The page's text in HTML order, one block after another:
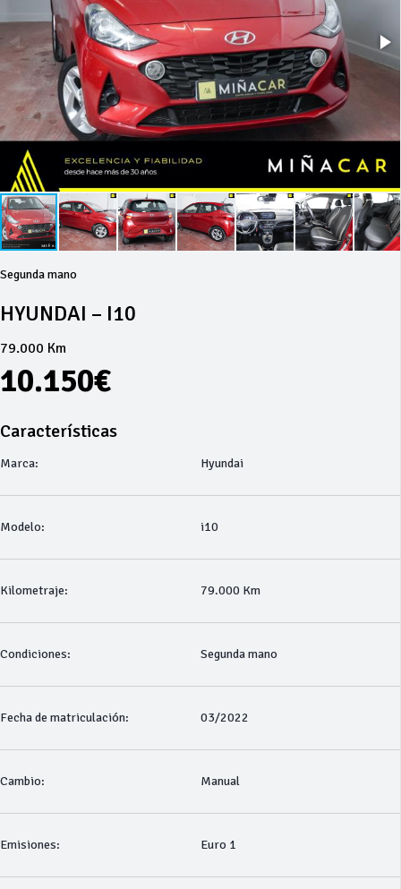
Segunda mano
HYUNDAI – I10
79.000 Km
10.150€
Características
Marca: Hyundai
Modelo: i10
Kilometraje: 79.000 Km
Condiciones: Segunda mano
Fecha de matriculación: 03/2022
Cambio: Manual
Emisiones: Euro 1